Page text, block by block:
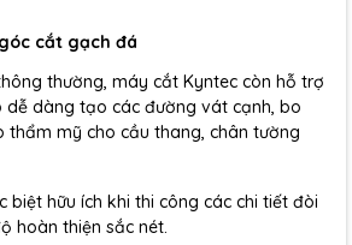
cắt gạch đá
thường, máy cắt Kyntec còn hỗ trợ
dễ dàng tạo các đường vát cạnh, bo
thẩm mỹ cho cầu thang, chân tường
biệt hữu ích khi thi công các chi tiết đòi
hoàn thiện sắc nét.